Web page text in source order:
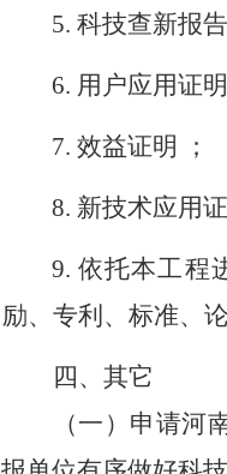
5. 科技查新报
6. 用户应用证
7. 效益证明 ；
8. 新技术应用
9.依托本工程
励、专利、标准、
四、其它
（一） 申请河